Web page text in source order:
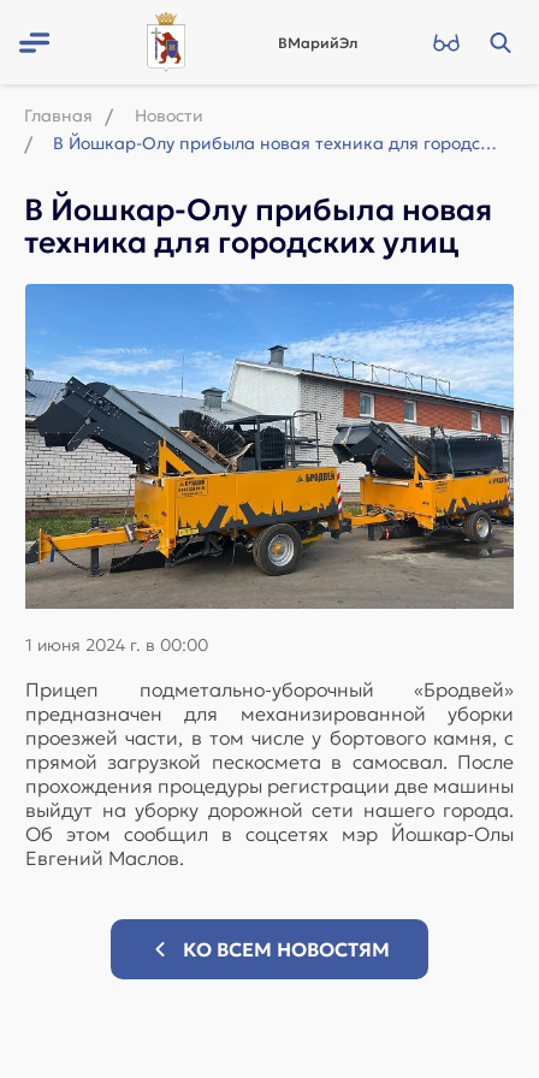
ВМарийЭл
Главная
Новости
В Йошкар-Олу прибыла новая техника для городских улиц
В Йошкар-Олу прибыла новая
техника для городских улиц
1 июня 2024 г. в 00:00
Прицеп подметально-уборочный «Бродвей»
предназначен для механизированной уборки
проезжей части, в том числе у бортового камня, с
прямой загрузкой пескосмета в самосвал. После
прохождения процедуры регистрации две машины
выйдут на уборку дорожной сети нашего города.
Об этом сообщил в соцсетях мэр Йошкар-Олы
Евгений Маслов.
КО ВСЕМ НОВОСТЯМ